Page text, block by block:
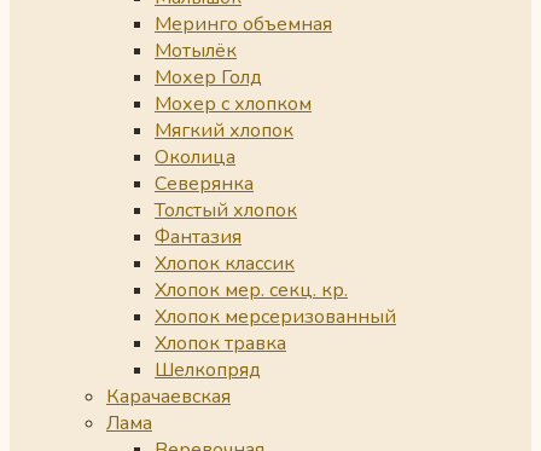
Меринго объемная
Мотылёк
Мохер Голд
Мохер с хлопком
Мягкий хлопок
Околица
Северянка
Толстый хлопок
Фантазия
Хлопок классик
Хлопок мер. секц. кр.
Хлопок мерсеризованный
Хлопок травка
Шелкопряд
Карачаевская
Лама